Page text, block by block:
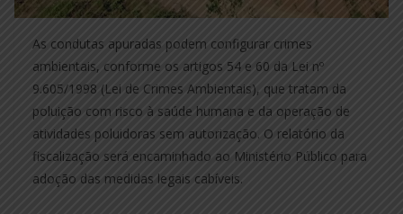
As condutas apuradas podem configurar crimes
ambientais, conforme os artigos 54 e 60 da Lei nº
9.605/1998 (Lei de Crimes Ambientais), que tratam da
poluição com risco à saúde humana e da operação de
atividades poluidoras sem autorização. O relatório da
fiscalização será encaminhado ao Ministério Público para
adoção das medidas legais cabíveis.